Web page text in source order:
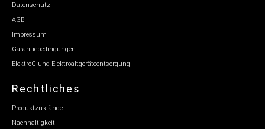
Datenschutz
AGB
Impressum
Garantiebedingungen
ElektroG und Elektroaltgeräteentsorgung
Rechtliches
Produktzustände
Nachhaltigkeit